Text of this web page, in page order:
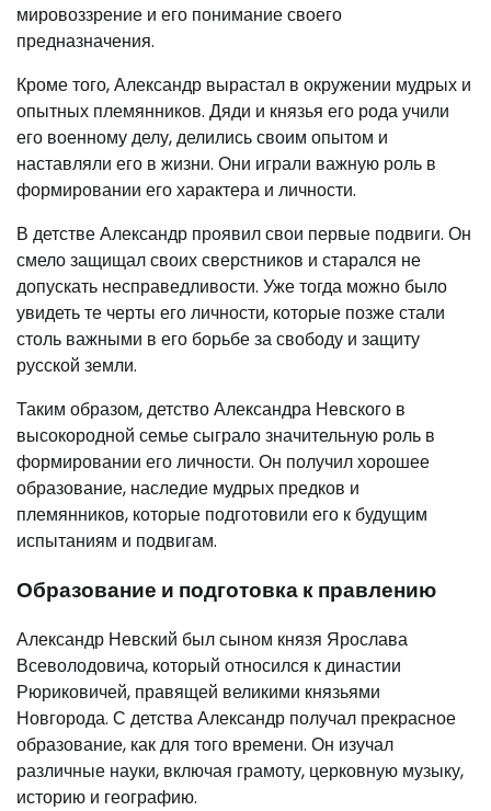
мировоззрение и его понимание своего
предназначения.
Кроме того, Александр вырастал в окружении мудрых и
опытных племянников. Дяди и князья его рода учили
его военному делу, делились своим опытом и
наставляли его в жизни. Они играли важную роль в
формировании его характера и личности.
В детстве Александр проявил свои первые подвиги. Он
смело защищал своих сверстников и старался не
допускать несправедливости. Уже тогда можно было
увидеть те черты его личности, которые позже стали
столь важными в его борьбе за свободу и защиту
русской земли.
Таким образом, детство Александра Невского в
высокородной семье сыграло значительную роль в
формировании его личности. Он получил хорошее
образование, наследие мудрых предков и
племянников, которые подготовили его к будущим
испытаниям и подвигам.
Образование и подготовка к правлению
Александр Невский был сыном князя Ярослава
Всеволодовича, который относился к династии
Рюриковичей, правящей великими князьями
Новгорода. С детства Александр получал прекрасное
образование, как для того времени. Он изучал
различные науки, включая грамоту, церковную музыку,
историю и географию.